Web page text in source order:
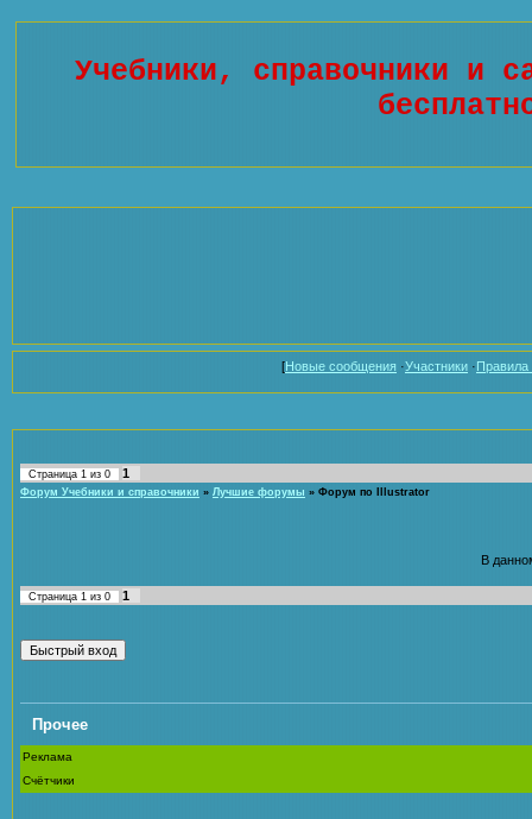
Учебники, справочники и
[Новые сообщения ·Участники ·
Страница 1 из 0 1
Форум Учебники и справочники » Лучшие форумы » Форум по Illustrator
В
Страница 1 из 0 1
Прочее
Реклама
Счётчики